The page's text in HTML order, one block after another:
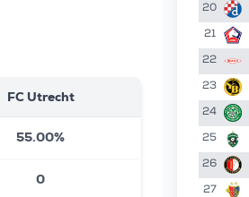
FC Utrecht
55.00%
0
20
21
22
23
24
25
26
27